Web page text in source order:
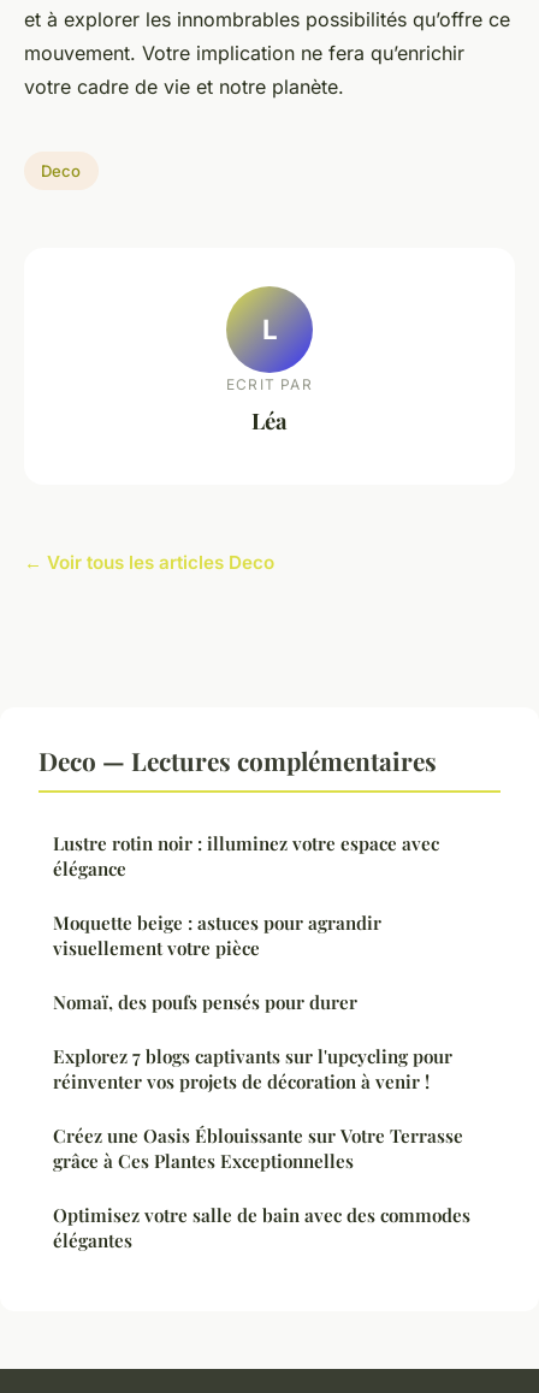
et à explorer les innombrables possibilités qu’offre ce
mouvement. Votre implication ne fera qu’enrichir
votre cadre de vie et notre planète.
Deco
L
ECRIT PAR
Léa
← Voir tous les articles Deco
Deco — Lectures complémentaires
Lustre rotin noir : illuminez votre espace avec
élégance
Moquette beige : astuces pour agrandir
visuellement votre pièce
Nomaï, des poufs pensés pour durer
Explorez 7 blogs captivants sur l'upcycling pour
réinventer vos projets de décoration à venir !
Créez une Oasis Éblouissante sur Votre Terrasse
grâce à Ces Plantes Exceptionnelles
Optimisez votre salle de bain avec des commodes
élégantes